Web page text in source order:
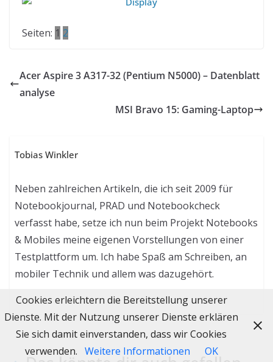
Seiten: 1 2
Acer Aspire 3 A317-32 (Pentium N5000) – Datenblatt
analyse
MSI Bravo 15: Gaming-Laptop
Tobias Winkler
Neben zahlreichen Artikeln, die ich seit 2009 für
Notebookjournal, PRAD und Notebookcheck
verfasst habe, setze ich nun beim Projekt Notebooks
& Mobiles meine eigenen Vorstellungen von einer
Testplattform um. Ich habe Spaß am Schreiben, an
mobiler Technik und allem was dazugehört.
Cookies erleichtern die Bereitstellung unserer
Dienste. Mit der Nutzung unserer Dienste erklären
Sie sich damit einverstanden, dass wir Cookies
verwenden. Weitere Informationen OK